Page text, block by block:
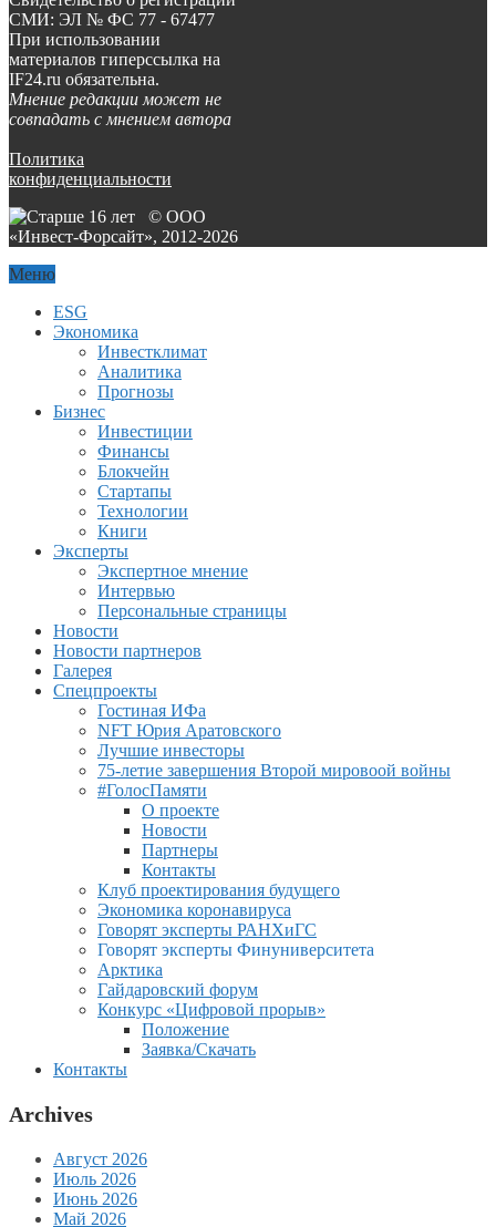
СМИ: ЭЛ № ФС 77 - 67477
При использовании
материалов гиперссылка на
IF24.ru обязательна.
Мнение редакции может не
совпадать с мнением автора
Политика
конфиденциальности
© ООО
«Инвест-Форсайт», 2012-2026
Меню
ESG
Экономика
Инвестклимат
Аналитика
Прогнозы
Бизнес
Инвестиции
Финансы
Блокчейн
Стартапы
Технологии
Книги
Эксперты
Экспертное мнение
Интервью
Персональные страницы
Новости
Новости партнеров
Галерея
Спецпроекты
Гостиная ИФа
NFT Юрия Аратовского
Лучшие инвесторы
75-летие завершения Второй мировоой войны
#ГолосПамяти
О проекте
Новости
Партнеры
Контакты
Клуб проектирования будущего
Экономика коронавируса
Говорят эксперты РАНХиГС
Говорят эксперты Финуниверситета
Арктика
Гайдаровский форум
Конкурс «Цифровой прорыв»
Положение
Заявка/Скачать
Контакты
Archives
Август 2026
Июль 2026
Июнь 2026
Май 2026